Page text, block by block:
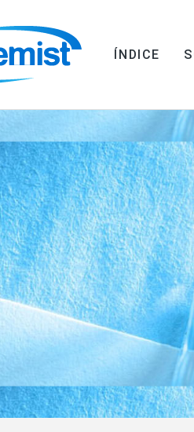
ÍNDICE